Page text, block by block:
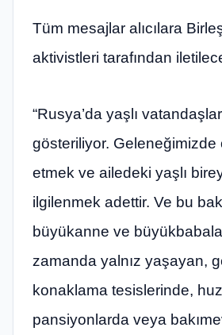
Tüm mesajlar alıcılara
aktivistleri tarafından
“Rusya’da yaşlı
gösteriliyor. Geleneğimizde
etmek ve ailedeki yaşlı
ilgilenmek adettir. Ve bu
büyükanne ve
zamanda yalnız yaşayan,
konaklama tesislerinde,
pansiyonlarda veya